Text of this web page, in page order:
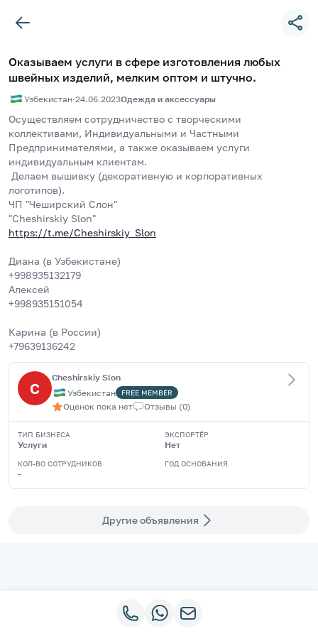
Оказываем услуги в сфере изготовления любых
швейных изделий, мелким оптом и штучно.
Узбекистан·24.06.2023Одежда и аксессуары
Осуществляем сотрудничество с творческими
коллективами, Индивидуальными и Частными
Предпринимателями, а также оказываем услуги
индивидуальным клиентам.
логотипов).
ЧП "Чеширский Слон"
"Cheshirskiy Slon"
https://t.me/Cheshirskiy_Slon
Диана (в Узбекистане)
+998935132179
Алексей
+998935151054
Карина (в России)
+79639136242
C
Cheshirskiy Slon
Узбекистан
FREE MEMBER
Оценок пока нет Отзывы (0)
ТИП БИЗНЕСА
Услуги
ЭКСПОРТЁР
Нет
КОЛ-ВО СОТРУДНИКОВ
-
ГОД ОСНОВАНИЯ
Другие объявления